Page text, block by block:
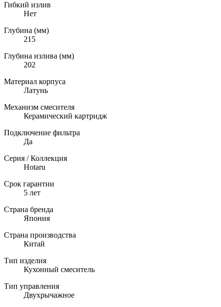
Гибкий излив
Нет
Глубина (мм)
215
Глубина излива (мм)
202
Материал корпуса
Латунь
Механизм смесителя
Керамический картридж
Подключение фильтра
Да
Серия / Коллекция
Hotaru
Срок гарантии
5 лет
Страна бренда
Япония
Страна производства
Китай
Тип изделия
Кухонный смеситель
Тип управления
Двухрычажное